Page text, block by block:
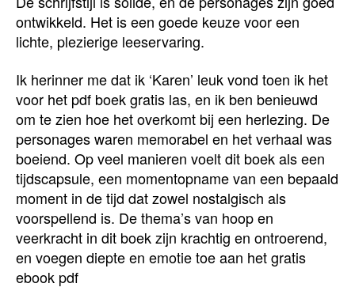
ontwikkeld. Het is een goede keuze voor een
lichte, plezierige leeservaring.
Ik herinner me dat ik ‘Karen’ leuk vond toen ik het
voor het pdf boek gratis las, en ik ben benieuwd
om te zien hoe het overkomt bij een herlezing. De
personages waren memorabel en het verhaal was
boeiend. Op veel manieren voelt dit boek als een
tijdscapsule, een momentopname van een bepaald
moment in de tijd dat zowel nostalgisch als
voorspellend is. De thema’s van hoop en
veerkracht in dit boek zijn krachtig en ontroerend,
en voegen diepte en emotie toe aan het gratis
ebook pdf